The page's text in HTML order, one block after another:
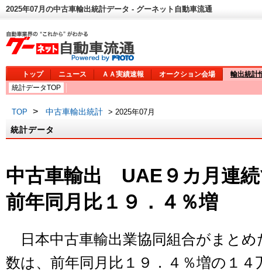
2025年07月の中古車輸出統計データ - グーネット自動車流通
トップ ニュース ＡＡ実績速報 オークション会場
輸出統計
統計データTOP
TOP > 中古車輸出統計 > 2025年07月
統計データ
中古車輸出 UAE９カ月連
前年同月比１９．４％増
日本中古車輸出業協同組合がまとめ
数は、前年同月比１９．４％増の１